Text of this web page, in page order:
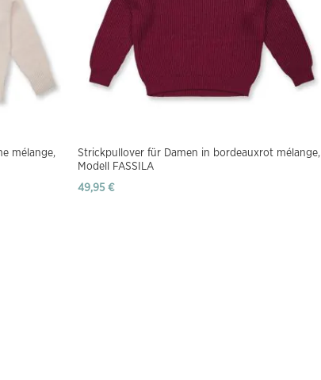
mélange,
Strickpullover für Damen in bordeauxrot mélange,
Modell FASSILA
49,95 €